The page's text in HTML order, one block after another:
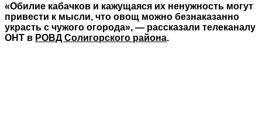
«Обилие кабачков и кажущаяся их ненужность могут
привести к мысли, что овощ можно безнаказанно
украсть с чужого огорода», — рассказали телеканалу
ОНТ в РОВД Солигорского района.